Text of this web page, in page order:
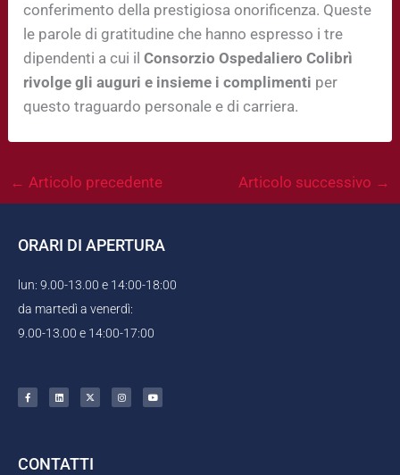
conferimento della prestigiosa onorificenza. Queste
le parole di gratitudine che hanno espresso i tre
dipendenti a cui ilConsorzio Ospedaliero Colibrì
rivolge gli auguri e insieme i complimenti per
questo traguardo personale e di carriera.
← Articolo precedente Articolo successivo →
ORARI DI APERTURA
lun: 9.00-13.00 e 14:00-18:00
da martedì a venerdì:
9.00-13.00 e 14:00-17:00
F
a
c
-
f
L
i
n
X
-
t
r
I
n
s
Y
o
u
CONTATTI